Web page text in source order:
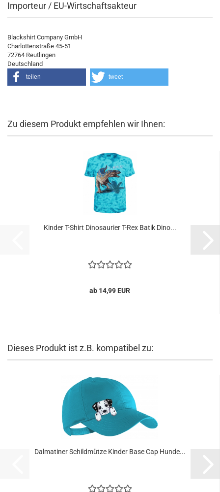
Importeur / EU-Wirtschaftsakteur
Blackshirt Company GmbH
Charlottenstraße 45-51
72764 Reutlingen
Deutschland
teilen tweet
Zu diesem Produkt empfehlen wir Ihnen:
Kinder T-Shirt Dinosaurier T-Rex Batik Dino...
ab 14,99 EUR
Dieses Produkt ist z.B. kompatibel zu:
Dalmatiner Schildmütze Kinder Base Cap Hunde...